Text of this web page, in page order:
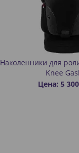
Наколенники для
Knee
Цена: 5